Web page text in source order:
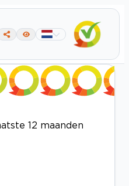
12 maanden